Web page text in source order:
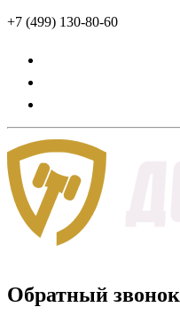
+7 (499) 130-80-60
Обратный звонок